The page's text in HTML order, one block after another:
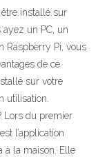
installé sur
un PC, un
Raspberry Pi, vous
de ce
sur votre
utilisation.
Lors du premier
l’application
à la maison. Elle